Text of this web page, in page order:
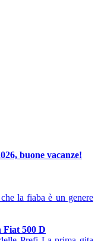
buone vacanze!
la fiaba è un genere
Fiat 500 D